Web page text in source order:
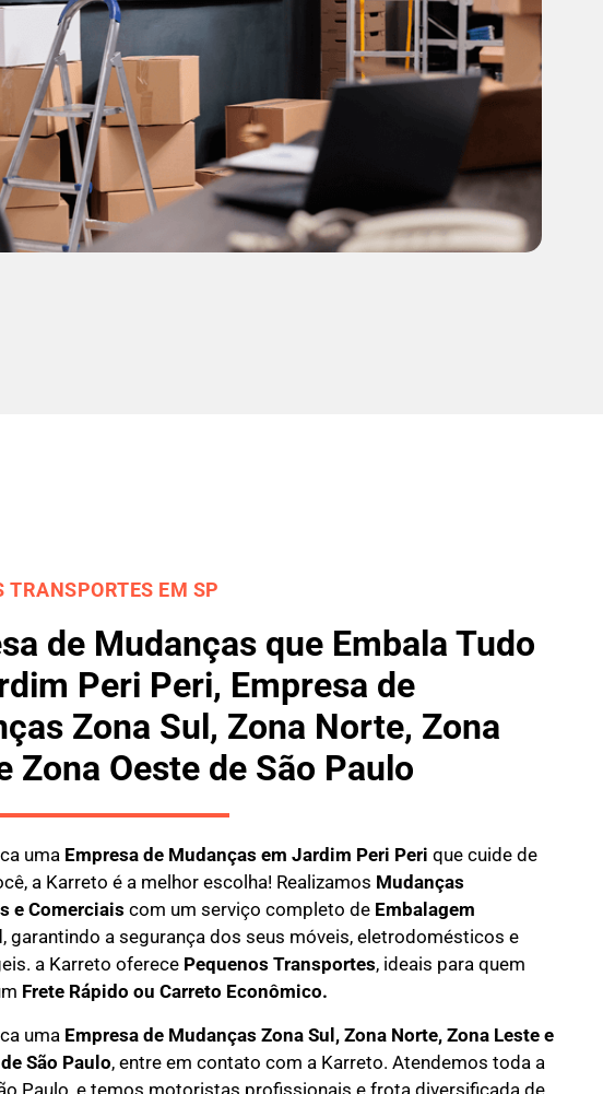
TRANSPORTES EM SP
de Mudanças que Embala Tudo
Peri Peri, Empresa de
Zona Sul, Zona Norte, Zona
Zona Oeste de São Paulo
umaEmpresa de Mudanças em Jardim Peri Peri que cuide de
a Karreto é a melhor escolha! Realizamos Mudanças
e Comerciais com um serviço completo de Embalagem
, garantindo a segurança dos seus móveis, eletrodomésticos e
a Karreto oferece Pequenos Transportes, ideais para quem
Frete Rápido ou Carreto Econômico.
uma Empresa de Mudanças Zona Sul, Zona Norte, Zona Leste e
São Paulo, entre em contato com a Karreto. Atendemos toda a
Paulo, e temos motoristas profissionais e frota diversificada de